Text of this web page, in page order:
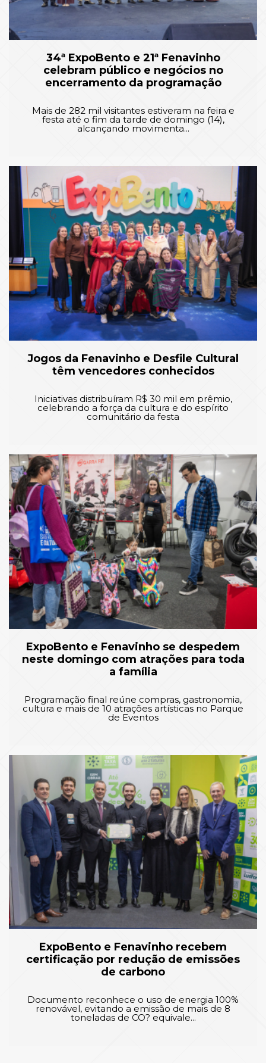
34ª ExpoBento e 21ª Fenavinho
celebram público e negócios no
encerramento da programação
Mais de 282 mil visitantes estiveram na feira e
festa até o fim da tarde de domingo (14),
alcançando movimenta...
Jogos da Fenavinho e Desfile Cultural
têm vencedores conhecidos
Iniciativas distribuíram R$ 30 mil em prêmio,
celebrando a força da cultura e do espírito
comunitário da festa
ExpoBento e Fenavinho se despedem
neste domingo com atrações para toda
a família
Programação final reúne compras, gastronomia,
cultura e mais de 10 atrações artísticas no Parque
de Eventos
ExpoBento e Fenavinho recebem
certificação por redução de emissões
de carbono
Documento reconhece o uso de energia 100%
renovável, evitando a emissão de mais de 8
toneladas de CO? equivale...